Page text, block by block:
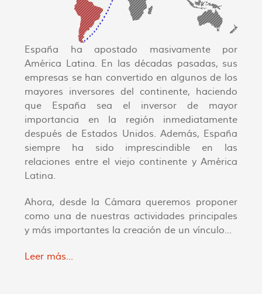
España ha apostado masivamente por
América Latina. En las décadas pasadas, sus
empresas se han convertido en algunos de los
mayores inversores del continente, haciendo
que España sea el inversor de mayor
importancia en la región inmediatamente
después de Estados Unidos. Además, España
siempre ha sido imprescindible en las
relaciones entre el viejo continente y América
Latina.
Ahora, desde la Cámara queremos proponer
como una de nuestras actividades principales
y más importantes la creación de un vínculo...
Leer más...